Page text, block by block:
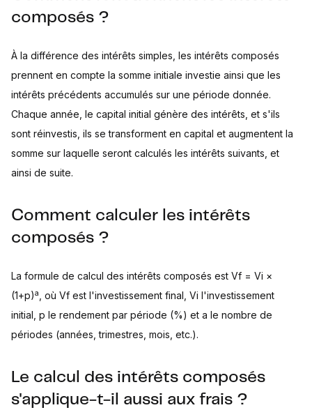
composés ?
À la différence des intérêts simples, les intérêts composés
prennent en compte la somme initiale investie ainsi que les
intérêts précédents accumulés sur une période donnée.
Chaque année, le capital initial génère des intérêts, et s'ils
sont réinvestis, ils se transforment en capital et augmentent la
somme sur laquelle seront calculés les intérêts suivants, et
ainsi de suite.
Comment calculer les intérêts
composés ?
La formule de calcul des intérêts composés est Vf = Vi ×
(1+p)a, où Vf est l'investissement final, Vi l'investissement
initial, p le rendement par période (%) et a le nombre de
périodes (années, trimestres, mois, etc.).
Le calcul des intérêts composés
s'applique-t-il aussi aux frais ?